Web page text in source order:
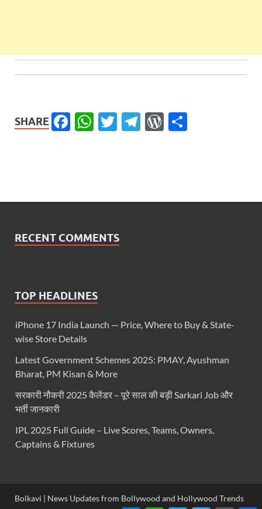
SHARE Facebook
WhatsApp
Twitter
Telegram
WordPress
RECENT COMMENTS
TOP HEADLINES
iPhone 17 India Launch — Price, Where to Buy & State-
wise Store Details
Latest Government Schemes 2025: PMAY, Ayushman
Bharat, PM Kisan & More
सरकारी नौकरी 2025 कैलेंडर – पूरे साल की बड़ी Sarkari Job और
भर्ती जानकारी
IPL 2025 Full Guide – Live Scores, Teams, Owners,
Captains & Fixtures
Bolkavi | News Updates from Bollywood and Hollywood Trends